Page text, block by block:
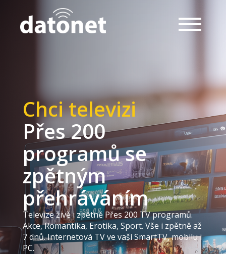
Chci televizi
Přes 200
programů se
zpětným
přehráváním
Televize živě i zpětně Přes 200 TV programů.
Akce, Romantika, Erotika, Sport. Vše i zpětně až
7 dnů. Internetová TV ve vaší SmartTV, mobilu i
PC.